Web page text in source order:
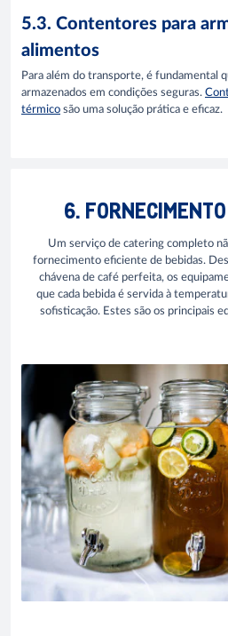
5.3. Contentores para
alimentos
Para além do transporte, é fundamental
armazenados em condições seguras.
térmico são uma solução prática e eficaz.
6.
Um serviço de catering completo
fornecimento eficiente de bebidas.
chávena de café perfeita, os
que cada bebida é servida à
sofisticação. Estes são os principais